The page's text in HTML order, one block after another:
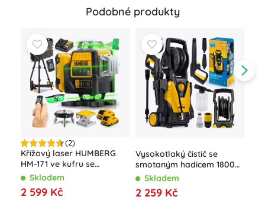
Podobné produkty
(2)
Křížový laser HUMBERG
HM-171 ve kufru se
stativem, 4D 16 linií, zelený
Skladem
2 599 Kč
Vysokotlaký čistič se
smotaným hadicem 1800
W Humberg HM-300, 230
Skladem
2 259 Kč